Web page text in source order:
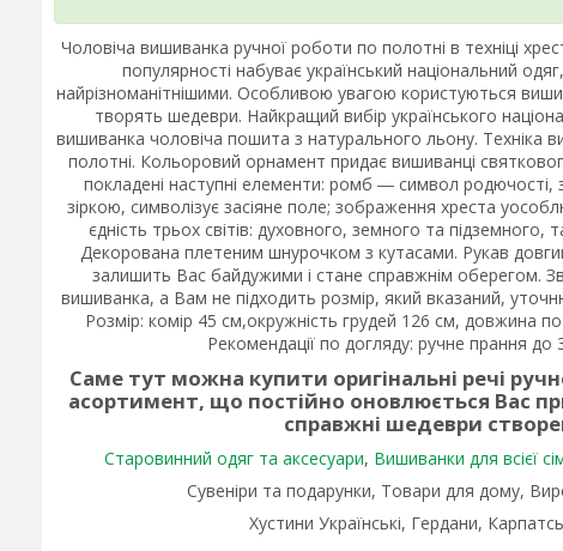
Чоловіча вишиванка ручної роботи по полотні в техніці
популярності набуває український національний
найрізноманітнішими. Особливою увагою користуються
творять шедеври. Найкращий вибір українського
вишиванка чоловіча пошита з натурального льону.
полотні. Кольоровий орнамент придає вишиванці
покладені наступні елементи: ромб ― символ
зіркою, символізує засіяне поле; зображення хреста
єдність трьох світів: духовного, земного та підземного,
Декорована плетеним шнурочком з кутасами. Рукав
залишить Вас байдужими і стане справжнім оберегом.
вишиванка, а Вам не підходить розмір, який вказаний,
Розмір: комір 45 см,окружність грудей 126 см, довжина
Рекомендації по догляду: ручне прання до
Саме тут можна купити оригінальні речі
асортимент, що постійно оновлюється Вас
справжні шедеври
Старовинний одяг та аксесуари, Вишиванки для всієї
Сувеніри та подарунки, Товари для дому,
Хустини Українські, Гердани,